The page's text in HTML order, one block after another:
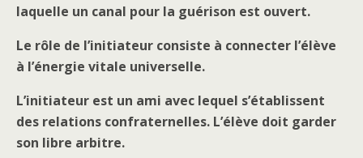
laquelle un canal pour la guérison est ouvert.
Le rôle de l’initiateur consiste à connecter l’élève
à l’énergie vitale universelle.
L’initiateur est un ami avec lequel s’établissent
des relations confraternelles. L’élève doit garder
son libre arbitre.